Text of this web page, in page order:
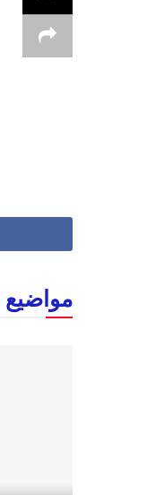
مواضيع